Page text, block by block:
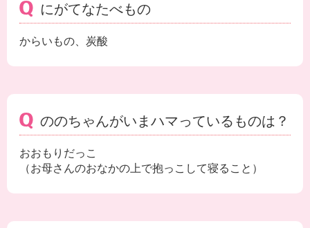
にがてなたべもの
からいもの、炭酸
ののちゃんがいまハマっているものは？
おおもりだっこ
（お母さんのおなかの上で抱っこして寝ること）